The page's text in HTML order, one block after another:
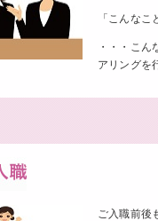
「こんなこ
・・・こ
アリングを
ご入職前後